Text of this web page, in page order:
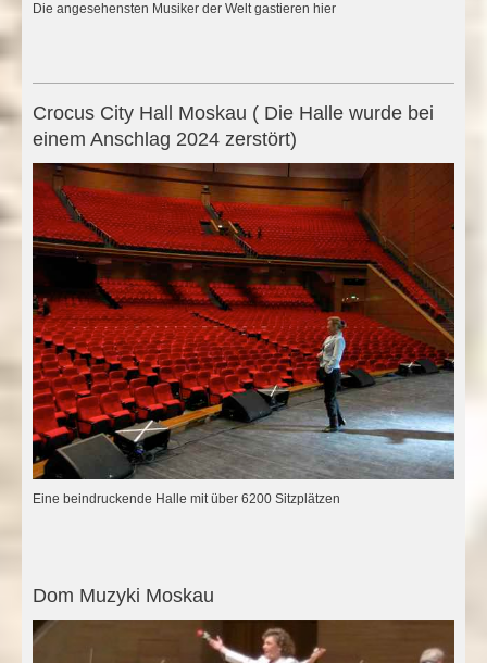
Die angesehensten Musiker der Welt gastieren hier
Crocus City Hall Moskau ( Die Halle wurde bei
einem Anschlag 2024 zerstört)
Eine beindruckende Halle mit über 6200 Sitzplätzen
Dom Muzyki Moskau